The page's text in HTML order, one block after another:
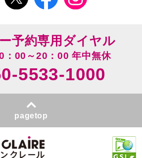
予約専用ダイヤル
：00～20：00 年中無休
5533-1000
pagetop